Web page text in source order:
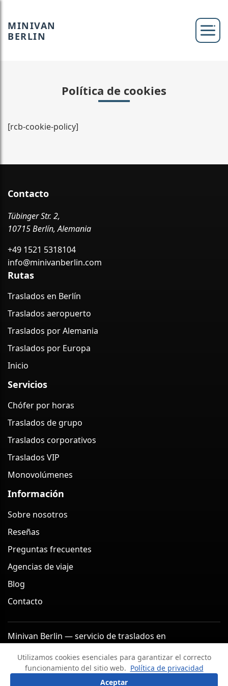
MINIVAN
BERLIN
Política de cookies
[rcb-cookie-policy]
Contacto
Tübinger Str. 2,
10715 Berlín, Alemania
+49 1521 5318104
info@minivanberlin.com
Rutas
Traslados en Berlín
Traslados aeropuerto
Traslados por Alemania
Traslados por Europa
Inicio
Servicios
Chófer por horas
Traslados de grupo
Traslados corporativos
Traslados VIP
Monovolúmenes
Información
Sobre nosotros
Reseñas
Preguntas frecuentes
Agencias de viaje
Blog
Contacto
Minivan Berlin — servicio de traslados en
Aviso legal
Política de privacidad
Términos y condiciones
Política de cancelación
Utilizamos cookies esenciales para garantizar el correcto
funcionamiento del sitio web. Política de privacidad
Aceptar